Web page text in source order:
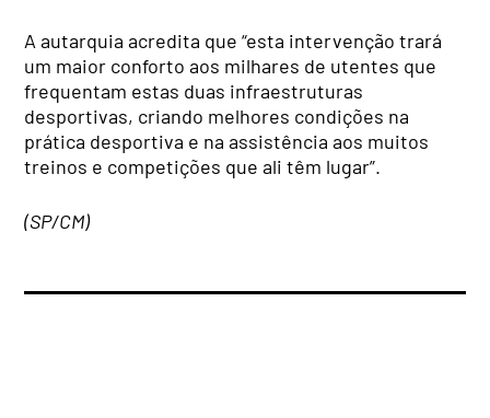
A autarquia acredita que “esta intervenção trará
um maior conforto aos milhares de utentes que
frequentam estas duas infraestruturas
desportivas, criando melhores condições na
prática desportiva e na assistência aos muitos
treinos e competições que ali têm lugar”.
(SP/CM)